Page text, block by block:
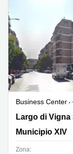
Business Center
Largo di Vigna
Largo di Vigna
Municipio XIV
Zona: